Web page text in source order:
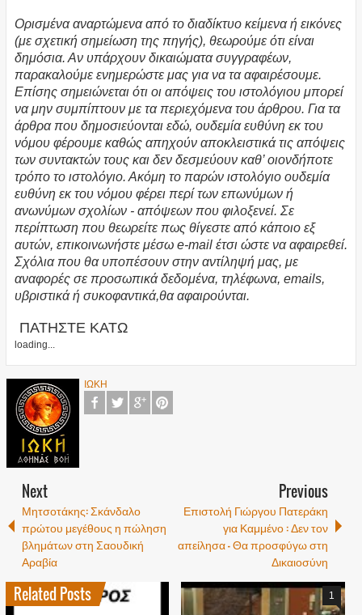
Ορισμένα αναρτώμενα από το διαδίκτυο κείμενα ή εικόνες
(με σχετική σημείωση της πηγής), θεωρούμε ότι είναι
δημόσια. Αν υπάρχουν δικαιώματα συγγραφέων,
παρακαλούμε ενημερώστε μας για να τα αφαιρέσουμε.
Επίσης σημειώνεται ότι οι απόψεις του ιστολόγιου μπορεί
να μην συμπίπτουν με τα περιεχόμενα του άρθρου. Για τα
άρθρα που δημοσιεύονται εδώ, ουδεμία ευθύνη εκ του
νόμου φέρουμε καθώς απηχούν αποκλειστικά τις απόψεις
των συντακτών τους και δεν δεσμεύουν καθ’ οιονδήποτε
τρόπο το ιστολόγιο. Ακόμη το παρών ιστολόγιο ουδεμία
ευθύνη εκ του νόμου φέρει περί των επωνύμων ή
ανωνύμων σχολίων - απόψεων που φιλοξενεί. Σε
περίπτωση που θεωρείτε πως θίγεστε από κάποιο εξ
αυτών, επικοινωνήστε μέσω e-mail έτσι ώστε να αφαιρεθεί.
Σχόλια που θα υποπέσουν στην αντίληψή μας, με
αναφορές σε προσωπικά δεδομένα, τηλέφωνα, emails,
υβριστικά ή συκοφαντικά,θα αφαιρούνται.
ΠΑΤΗΣΤΕ ΚΑΤΩ
loading...
ΙΩΚΗ
Next
Μητσοτάκης: Σκάνδαλο
πρώτου μεγέθους η πώληση
βλημάτων στη Σαουδική
Αραβία
Previous
Επιστολή Γιώργου Πατεράκη
για Καμμένο : Δεν τον
απείλησα – Θα προσφύγω στη
Δικαιοσύνη
Related Posts 1